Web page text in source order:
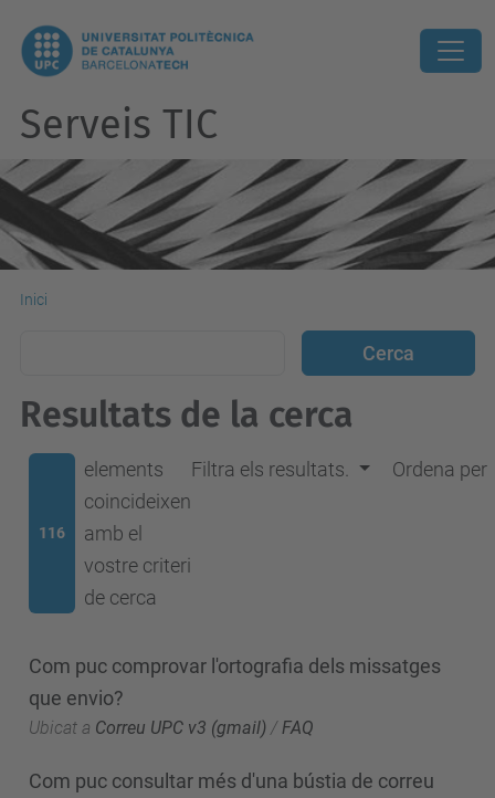
Serveis TIC
Inici
Resultats de la cerca
116
elements
coincideixen
amb el
vostre criteri
de cerca
Filtra els resultats. Ordena per
Com puc comprovar l'ortografia dels missatges
que envio?
Ubicat a Correu UPC v3 (gmail) / FAQ
Com puc consultar més d'una bústia de correu